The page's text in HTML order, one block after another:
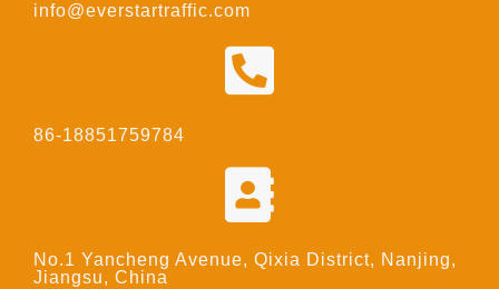
info@everstartraffic.com
86-18851759784
No.1 Yancheng Avenue, Qixia District, Nanjing,
Jiangsu, China